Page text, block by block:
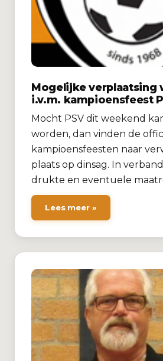
Mogelijke verplaatsing
i.v.m. kampioensfeest
Mocht PSV dit weekend
worden, dan vinden de
kampioensfeesten naar
plaats op dinsag. In
drukte en eventuele
Lees meer »